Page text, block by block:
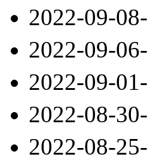
2022-09-08-
2022-09-06-
2022-09-01-
2022-08-30-
2022-08-25-